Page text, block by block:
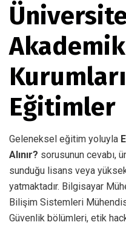
Akademik
Eğitimler
Geleneksel eğitim yoluyla
Alınır? sorusunun cevabı,
sunduğu lisans veya
yatmaktadır. Bilgisayar
Bilişim Sistemleri
Güvenlik bölümleri, etik